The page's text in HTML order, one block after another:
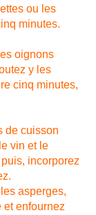
ou les
minutes.
oignons
y les
cinq minutes,
de cuisson
vin et le
incorporez
asperges,
et enfournez